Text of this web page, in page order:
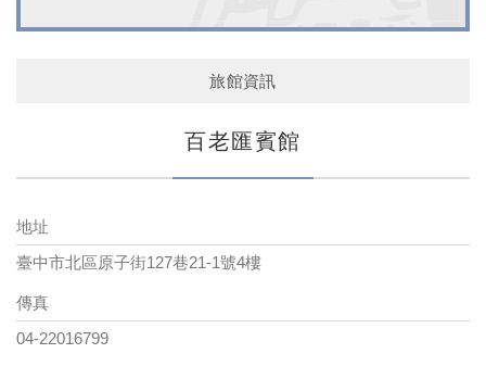
旅館資訊
百老匯賓館
地址
臺中市北區原子街127巷21-1號4樓
傳真
04-22016799